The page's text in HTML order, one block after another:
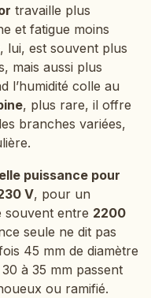
travaille plus
et fatigue moins
, lui, est souvent plus
mais aussi plus
l’humidité colle au
, plus rare, il offre
branches variées,
puissance pour
V, pour un
souvent entre 2200
seule ne dit pas
45 mm de diamètre
à 35 mm passent
ou ramifié.